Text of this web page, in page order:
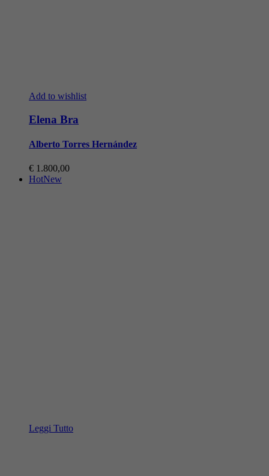
Add to wishlist
Elena Bra
Alberto Torres Hernández
€ 1.800,00
HotNew
Leggi Tutto